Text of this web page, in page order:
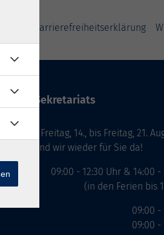
Barrierefreiheitserklärung
des Sekretariats
von Freitag, 14., bis Freitag, 21.
August, sind wir wieder für Sie da!
09:00 - 12:30 Uhr & 14:00 -
(in den Ferien bis
09:00 -
09:00 -